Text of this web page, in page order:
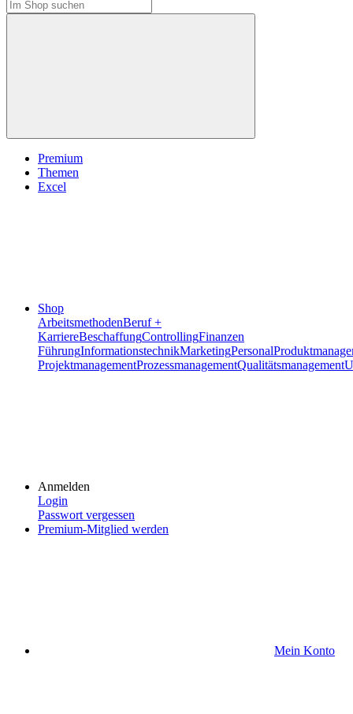
Premium
Themen
Excel
Shop
ArbeitsmethodenBeruf +
KarriereBeschaffungControllingFinanzen
FührungInformationstechnikMarketingPersonal
ProjektmanagementProzessmanagementQualitätsmanagement
Anmelden
Login
Passwort vergessen
Premium-Mitglied werden
Mein Konto